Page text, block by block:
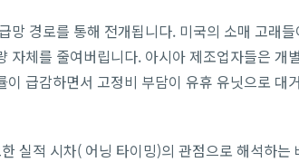
망 경로를 통해 전개됩니다. 미국의 소매 고래들
자체를 줄여버립니다. 아시아 제조업자들은 개별
급감하면서 고정비 부담이 유휴 유닛으로 대거
실적 시차( 어닝 타이밍)의 관점으로 해석하는